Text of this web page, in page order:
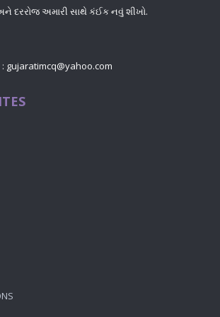
અને દરરોજ અમારી સાથે કંઈક નવું શીખો.
gujaratimcq@yahoo.com